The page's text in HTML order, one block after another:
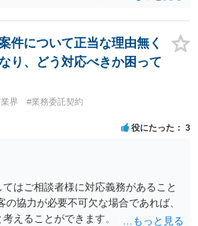
する商標登録を取り消すことについ
ます(商標法第50条第1項)。 また、登録
る商標権を譲り受ける方法もあり得ま
情に基づく判断を要するご事案かと思
しい弁護士や弁理士に直接相談の
みるとよろしいかと思います。
件について正当な理由無く
り、どう対応べきか困って
界
#業務委託契約
役にたった 3
はご相談者様に対応義務があること
協力が必要不可欠な場合であれば、
えることができます。 トラブルにな